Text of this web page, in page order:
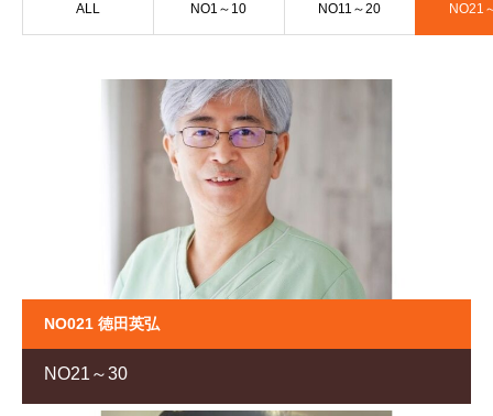
ALL NO1～10 NO11～20 NO21
NO021 徳田英弘
NO21～30